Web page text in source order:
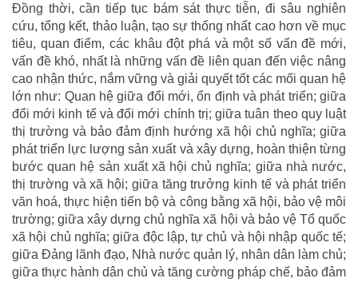
Đồng thời, cần tiếp tục bám sát thực tiễn, đi sâu nghiên
cứu, tổng kết, thảo luận, tạo sự thống nhất cao hơn về mục
tiêu, quan điểm, các khâu đột phá và một số vấn đề mới,
vấn đề khó, nhất là những vấn đề liên quan đến việc nâng
cao nhận thức, nắm vững và giải quyết tốt các mối quan hệ
lớn như: Quan hệ giữa đổi mới, ổn định và phát triển; giữa
đổi mới kinh tế và đổi mới chính trị; giữa tuân theo quy luật
thị trường và bảo đảm định hướng xã hội chủ nghĩa; giữa
phát triển lực lượng sản xuất và xây dựng, hoàn thiện từng
bước quan hệ sản xuất xã hội chủ nghĩa; giữa nhà nước,
thị trường và xã hội; giữa tăng trưởng kinh tế và phát triển
văn hoá, thực hiện tiến bộ và công bằng xã hội, bảo vệ môi
trường; giữa xây dựng chủ nghĩa xã hội và bảo vệ Tổ quốc
xã hội chủ nghĩa; giữa độc lập, tự chủ và hội nhập quốc tế;
giữa Đảng lãnh đạo, Nhà nước quản lý, nhân dân làm chủ;
giữa thực hành dân chủ và tăng cường pháp chế, bảo đảm